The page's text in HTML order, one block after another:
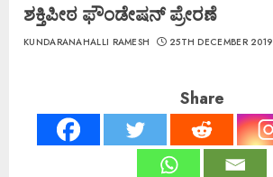
ಶಕ್ತಿಪೀಠ ಫೌಂಡೇಷನ್ ಪ್ರೇರಣೆ
KUNDARANAHALLI RAMESH 25TH DECEMBER 2019
Share